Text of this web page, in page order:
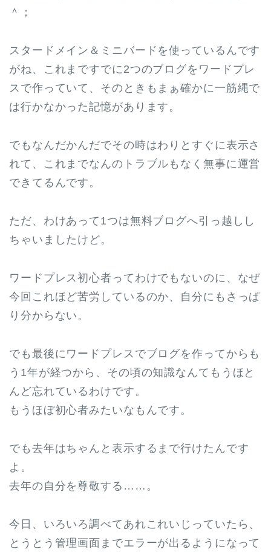
＾；
スタードメイン＆ミニバードを使っているんです
がね、これまですでに2つのブログをワードプレ
スで作っていて、そのときもまぁ確かに一筋縄で
は行かなかった記憶があります。
でもなんだかんだでその時はわりとすぐに表示さ
れて、これまでなんのトラブルもなく無事に運営
できてるんです。
ただ、わけあって1つは無料ブログへ引っ越しし
ちゃいましたけど。
ワードプレス初心者ってわけでもないのに、なぜ
今回これほど苦労しているのか、自分にもさっぱ
り分からない。
でも最後にワードプレスでブログを作ってからも
う1年が経つから、その頃の知識なんてもうほと
んど忘れているわけです。
もうほぼ初心者みたいなもんです。
でも去年はちゃんと表示するまで行けたんです
よ。
去年の自分を尊敬する……。
今日、いろいろ調べてあれこれいじっていたら、
とうとう管理画面までエラーが出るようになって